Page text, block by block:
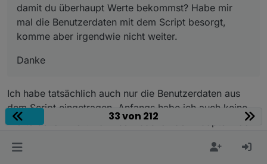
damit du überhaupt Werte bekommst? Habe mir
mal die Benutzerdaten mit dem Script besorgt,
komme aber irgendwie nicht weiter.
Danke
Ich habe tatsächlich auch nur die Benutzerdaten aus
dem Script eingetragen. Anfangs habe ich auch keine
Werte bekommen. Kann sein das ich den Adapter noch
habe.
33 von 212